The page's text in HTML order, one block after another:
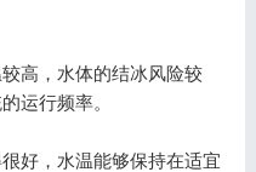
高，水体的结冰风险较
运行频率。
，水温能够保持在适宜